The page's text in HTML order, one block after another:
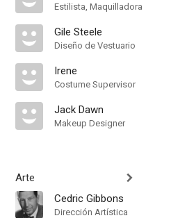
Estilista, Maquilladora
Gile Steele
Diseño de Vestuario
Irene
Costume Supervisor
Jack Dawn
Makeup Designer
Arte
Cedric Gibbons
Dirección Artística